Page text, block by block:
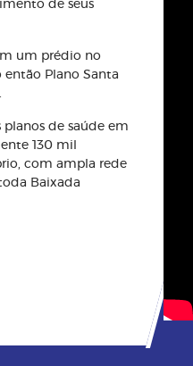
em 1992 sendo
Brasil, obtendo
um prédio no
de saúde em
130 mil
com ampla rede